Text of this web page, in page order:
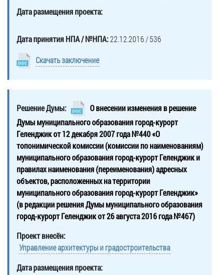
Дата размещения проекта:
Дата принятия НПА / №НПА:22.12.2016 / 536
Скачать заключение
Решение Думы:
О внесении изменения в решение
Думы муниципального образования город-курорт
Геленджик от 12 декабря 2007 года №440 «О
топонимической комиссии (комиссии по наименованиям)
муниципального образования город-курорт Геленджик и
правилах наименования (переименования) адресных
объектов, расположенных на территории
муниципального образования город-курорт Геленджик»
(в редакции решения Думы муниципального образования
город-курорт Геленджик от 26 августа 2016 года №467)
Проект внесён:
Управление архитектуры и градостроительства
Дата размещения проекта: